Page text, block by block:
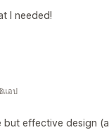
I needed!
but effective design
แอป